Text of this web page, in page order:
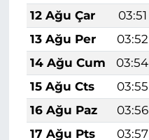
12 Ağu Çar
03:51
13 Ağu Per
03:52
14 Ağu Cum
03:54
15 Ağu Cts
03:55
16 Ağu Paz
03:56
17 Ağu Pts
03:57